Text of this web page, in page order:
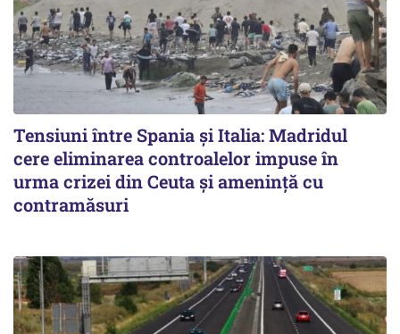
Tensiuni între Spania și Italia: Madridul
cere eliminarea controalelor impuse în
urma crizei din Ceuta și amenință cu
contramăsuri